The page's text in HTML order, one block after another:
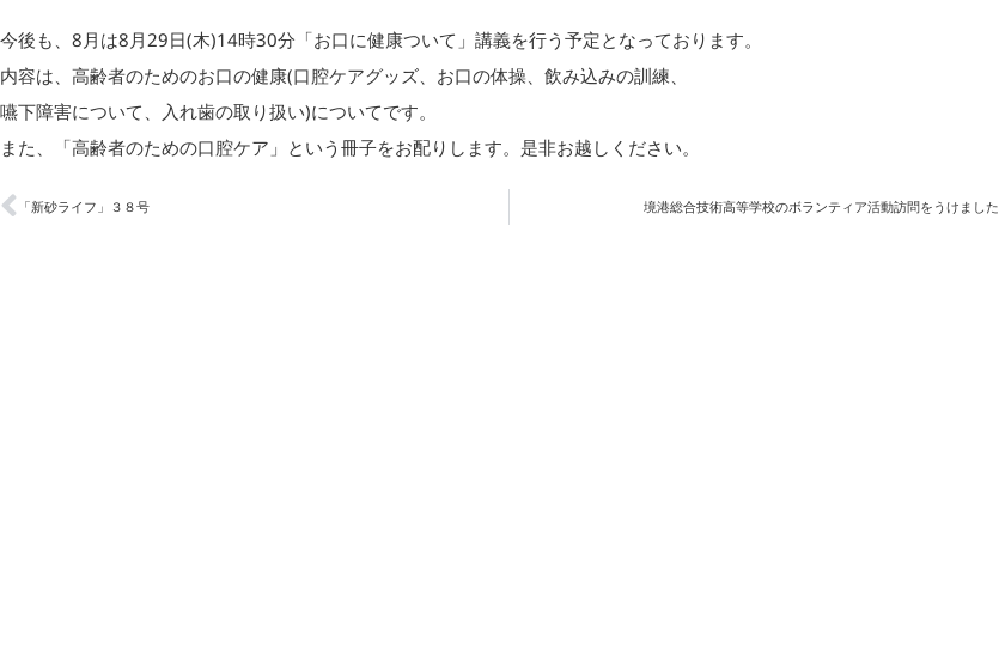
今後も、8月は8月29日(木)14時30分「お口に健康ついて」講義を行う予定となっております。
内容は、高齢者のためのお口の健康(口腔ケアグッズ、お口の体操、飲み込みの訓練、
嚥下障害について、入れ歯の取り扱い)についてです。
また、「高齢者のための口腔ケア」という冊子をお配りします。是非お越しください。
「新砂ライフ」３８号 境港総合技術高等学校のボランティア活動訪問をうけました